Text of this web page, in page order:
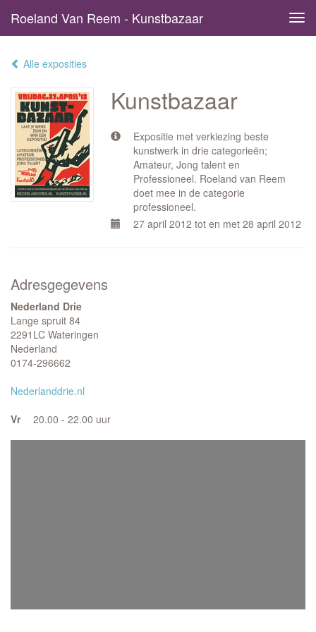
Roeland Van Reem - Kunstbazaar
Alle exposities
Kunstbazaar
Expositie met verkiezing beste
kunstwerk in drie categorieën;
Amateur, Jong talent en
Professioneel. Roeland van Reem
doet mee in de categorie
professioneel.
27 april 2012 tot en met 28 april 2012
Adresgegevens
Nederland Drie
Lange spruit 84
2291LC Wateringen
Nederland
0174-296662
Nederlanddrie.nl
Vr
20.00 - 22.00 uur